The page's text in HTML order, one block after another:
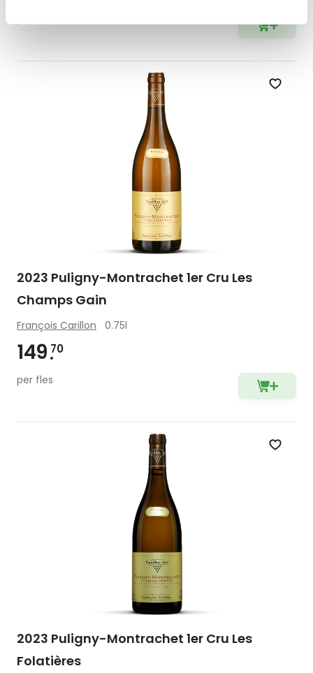
Zet
2023 Puligny-Montrachet 1er Cru Les
Champs Gain
François Carillon 0.75l
149 70
per fles
Zet
2023 Puligny-Montrachet 1er Cru Les
Folatières